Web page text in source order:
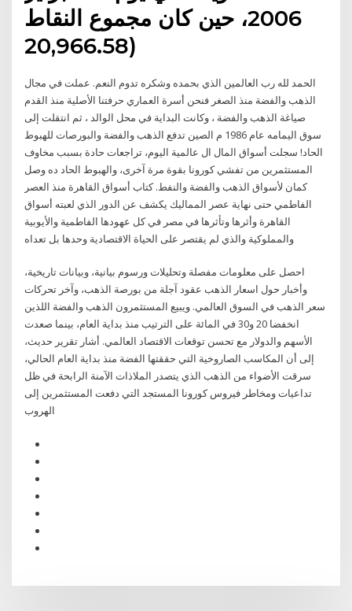
2006، حين كان مجموع النقاط
(20,966.58
الحمد لله رب العالمين الذي بحمده وشكره تدوم النعم. عملت في مجال
الذهب والفضة منذ الصغر فنحن أسرة العماري حرفتنا الأصلية منذ القدم
صياغة الذهب والفضة ، وكانت البداية في محل الوالد ، ثم انتقلت إلى
سوق اليمامه عام 1986 م الصين تدفع الذهب والفضة والبورصات للهبوط
الحاد! سجلت أسواق المال ال عالمية اليوم، تراجعات حادة بسبب مخاوف
المستثمرين من تفشي كورونا بقوة مرة آخرى، والهبوط الحاد ده وصل
كمان لأسواق الذهب والفضة والنفط. كتاب أسواق القاهرة منذ العصر
الفاطمي حتى نهاية عصر المماليك يكشف عن الدور الذي لعبته أسواق
القاهرة وأثرها وتأثرها في مصر في كل عهودها الفاطمية والأيوبية
والمملوكية والذي لم يقتصر على الحياة الاقتصادية وحدها بل تعداه
احصل على معلومات مفصلة وتحليلات ورسوم بيانية، وبيانات تاريخية،
وأخبار حول اسعار الذهب عقود آجلة من بورصة الذهب، وآخر تحركات
سعر الذهب في السوق العالمي. ويبيع المستثمرون الذهب والفضة اللذين
انخفضا 20 و30 في المائة على الترتيب منذ بداية العام، بينما صعدت
الأسهم والدولار مع تحسن توقعات الاقتصاد العالمي. أشار تقرير حديث،
إلى أن المكاسب الصاروخية التي حققتها الفضة منذ بداية العام الحالي،
سرقت الأضواء من الذهب الذي يتصدر الملاذات الآمنة الرابحة في ظل
تداعيات ومخاطر فيروس كورونا المستجد التي دفعت المستثمرين إلى
الهروب